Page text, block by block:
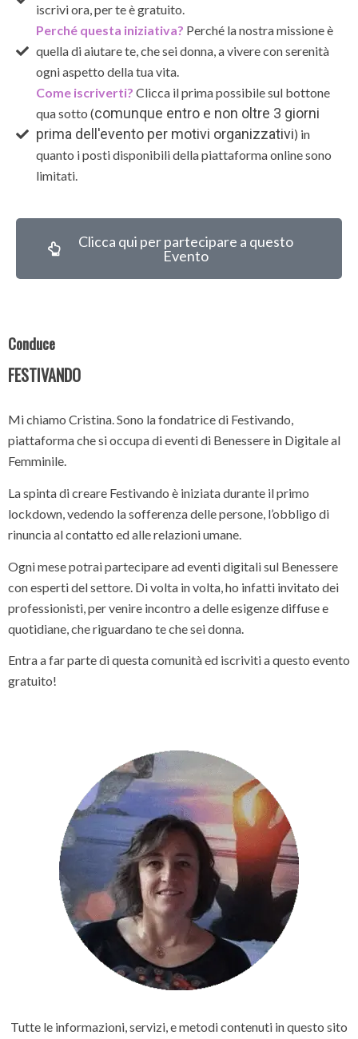
iscrivi ora, per te è gratuito.
Perché questa iniziativa? Perché la nostra missione è
quella di aiutare te, che sei donna, a vivere con serenità
ogni aspetto della tua vita.
Come iscriverti? Clicca il prima possibile sul bottone
qua sotto (comunque entro e non oltre 3 giorni
prima dell'evento per motivi organizzativi) in
quanto i posti disponibili della piattaforma online sono
limitati.
Clicca qui per partecipare a questo
Evento
Conduce
FESTIVANDO
Mi chiamo Cristina. Sono la fondatrice di Festivando,
piattaforma che si occupa di eventi di Benessere in Digitale al
Femminile.
La spinta di creare Festivando è iniziata durante il primo
lockdown, vedendo la sofferenza delle persone, l’obbligo di
rinuncia al contatto ed alle relazioni umane.
Ogni mese potrai partecipare ad eventi digitali sul Benessere
con esperti del settore. Di volta in volta, ho infatti invitato dei
professionisti, per venire incontro a delle esigenze diffuse e
quotidiane, che riguardano te che sei donna.
Entra a far parte di questa comunità ed iscriviti a questo evento
gratuito!
Tutte le informazioni, servizi, e metodi contenuti in questo sito